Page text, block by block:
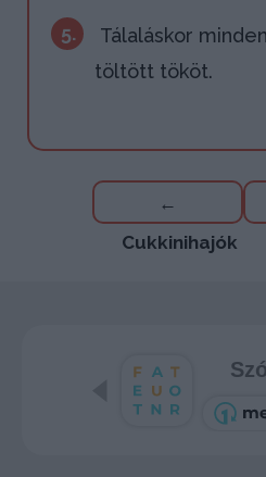
5.
Tálaláskor
töltött tököt.
Bejegyzés
navigáció
←
Cukkinihajók